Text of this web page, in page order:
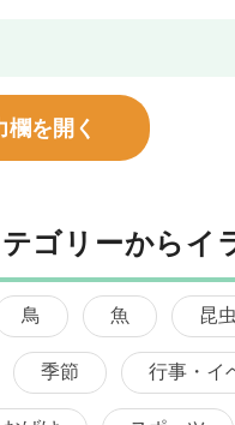
欄を開く
ゴリーからイ
鳥 魚 昆虫
季節 行事・イ